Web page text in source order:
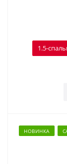
1.5-
НОВИНКА